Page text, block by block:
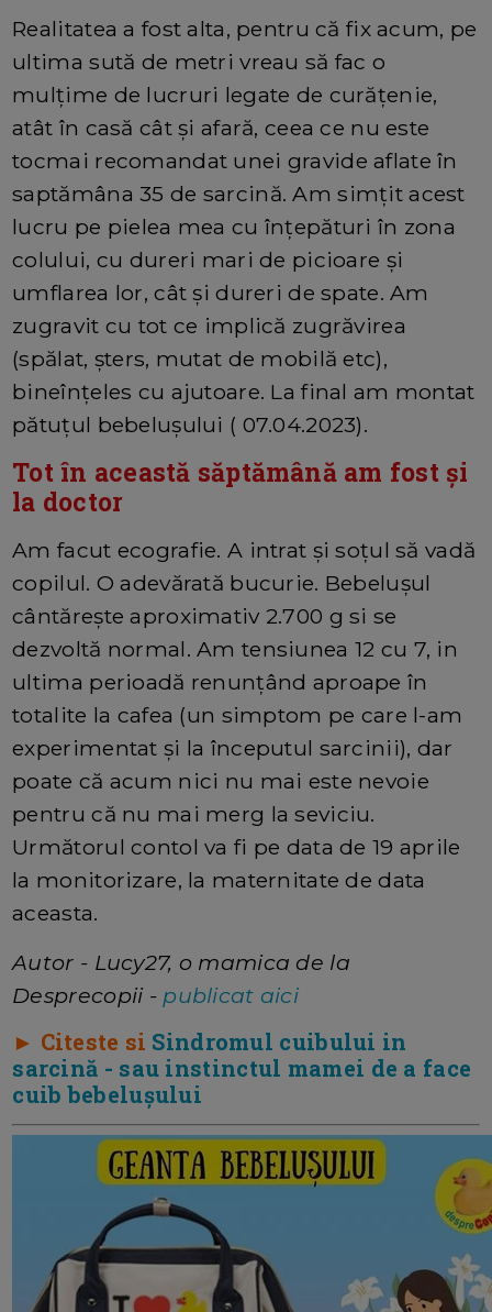
Realitatea a fost alta, pentru că fix acum, pe
ultima sută de metri vreau să fac o
mulțime de lucruri legate de curățenie,
atât în casă cât și afară, ceea ce nu este
tocmai recomandat unei gravide aflate în
saptămâna 35 de sarcină. Am simțit acest
lucru pe pielea mea cu înțepături în zona
colului, cu dureri mari de picioare și
umflarea lor, cât și dureri de spate. Am
zugravit cu tot ce implică zugrăvirea
(spălat, șters, mutat de mobilă etc),
bineînțeles cu ajutoare. La final am montat
pătuțul bebelușului ( 07.04.2023).
Tot în această săptămână am fost și
la doctor
Am facut ecografie. A intrat și soțul să vadă
copilul. O adevărată bucurie. Bebelușul
cântărește aproximativ 2.700 g si se
dezvoltă normal. Am tensiunea 12 cu 7, in
ultima perioadă renunțând aproape în
totalite la cafea (un simptom pe care l-am
experimentat și la începutul sarcinii), dar
poate că acum nici nu mai este nevoie
pentru că nu mai merg la seviciu.
Următorul contol va fi pe data de 19 aprile
la monitorizare, la maternitate de data
aceasta.
Autor - Lucy27, o mamica de la
Desprecopii - publicat aici
► Citeste si Sindromul cuibului in
sarcină - sau instinctul mamei de a face
cuib bebelușului